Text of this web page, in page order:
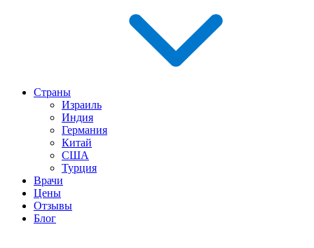
Страны
Израиль
Индия
Германия
Китай
США
Турция
Врачи
Цены
Отзывы
Блог